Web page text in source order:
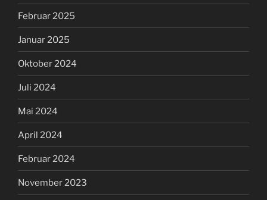
Februar 2025
Januar 2025
Oktober 2024
Juli 2024
Mai 2024
April 2024
Februar 2024
November 2023